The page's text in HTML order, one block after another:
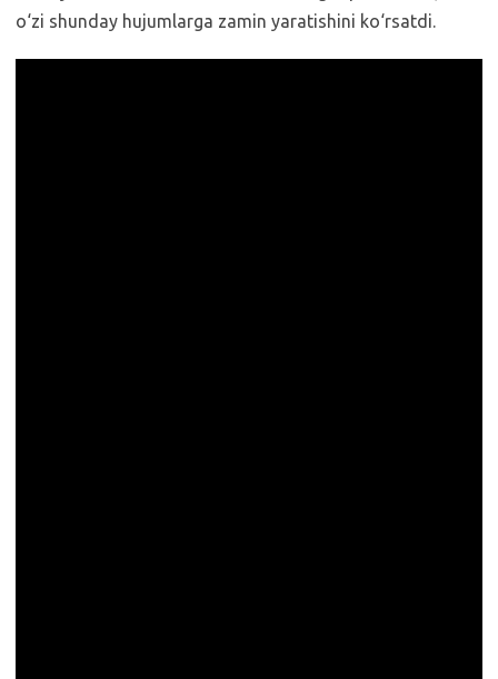
o‘zi shunday hujumlarga zamin yaratishini ko‘rsatdi.